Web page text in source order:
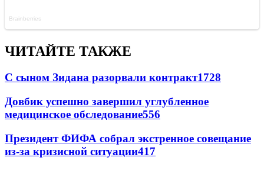
ЧИТАЙТЕ ТАКЖЕ
С сыном Зидана разорвали контракт1728
Довбик успешно завершил углубленное
медицинское обследование556
Президент ФИФА собрал экстренное совещание
из-за кризисной ситуации417